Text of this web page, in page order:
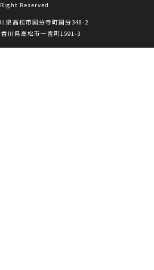
Reserved.
県高松市国分寺町国分348-2
川県高松市一宮町1591-3